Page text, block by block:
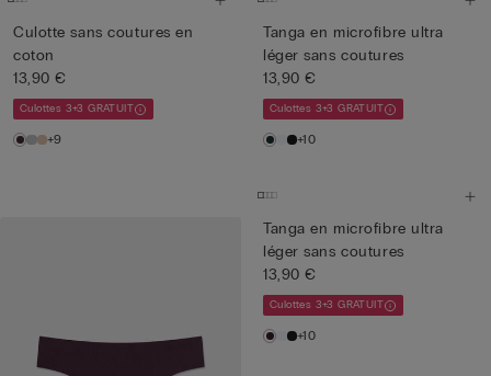
Culotte sans coutures en
coton
13,90 €
Culottes 3+3 GRATUIT
+9
Tanga en microfibre ultra
léger sans coutures
13,90 €
Culottes 3+3 GRATUIT
+10
Tanga en microfibre ultra
léger sans coutures
13,90 €
Culottes 3+3 GRATUIT
+10